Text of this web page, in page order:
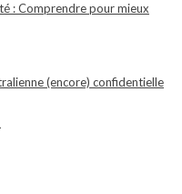
: Comprendre pour mieux
(encore) confidentielle